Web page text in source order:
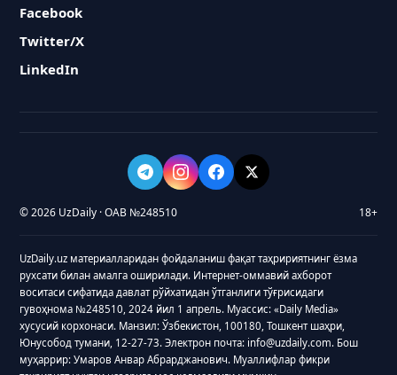
Facebook
Twitter/X
LinkedIn
© 2026 UzDaily · ОАВ №248510 18+
UzDaily.uz материалларидан фойдаланиш фақат таҳририятнинг ёзма
рухсати билан амалга оширилади. Интернет-оммавий ахборот
воситаси сифатида давлат рўйхатидан ўтганлиги тўғрисидаги
гувоҳнома №248510, 2024 йил 1 апрель. Муассис: «Daily Media»
хусусий корхонаси. Манзил: Ўзбекистон, 100180, Тошкент шаҳри,
Юнусобод тумани, 12-27-73. Электрон почта: info@uzdaily.com. Бош
муҳаррир: Умаров Анвар Абрарджанович. Муаллифлар фикри